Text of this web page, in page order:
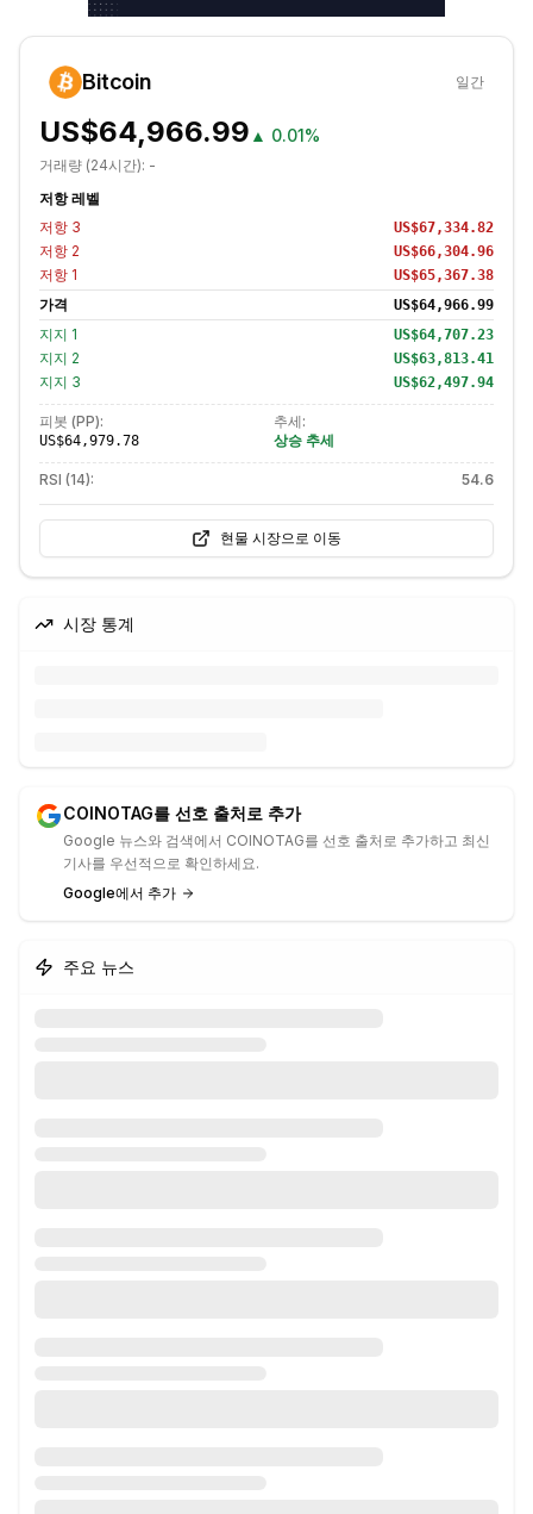
Bitcoin 일간
US$64,966.99 ▲ 0.01%
거래량 (24시간): -
저항 레벨
저항 3 US$67,334.82
저항 2 US$66,304.96
저항 1 US$65,367.38
가격 US$64,966.99
지지 1 US$64,707.23
지지 2 US$63,813.41
지지 3 US$62,497.94
피봇 (PP):
US$64,979.78
추세:
상승 추세
RSI (14): 54.6
현물 시장으로 이동
시장 통계
COINOTAG를 선호 출처로 추가
Google 뉴스와 검색에서 COINOTAG를 선호 출처로 추가하고 최신
기사를 우선적으로 확인하세요.
Google에서 추가
주요 뉴스